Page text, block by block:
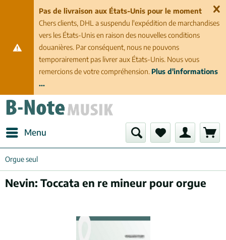
Pas de livraison aux États-Unis pour le moment
Chers clients, DHL a suspendu l'expédition de marchandises
vers les États-Unis en raison des nouvelles conditions
douanières. Par conséquent, nous ne pouvons
temporairement pas livrer aux États-Unis. Nous vous
remercions de votre compréhension. Plus d'informations
...
Menu
Orgue seul
Nevin: Toccata en re mineur pour orgue